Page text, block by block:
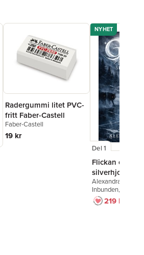
Radergummi litet PVC-
fritt Faber-Castell
Faber-Castell
19 kr
NYHET
Del 1
Flickan och
silverhjorten
Alexandra Bring
Inbunden, 2026
219 kr